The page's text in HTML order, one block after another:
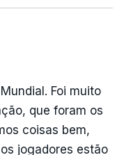
Foi muito
que foram os
coisas bem,
jogadores estão